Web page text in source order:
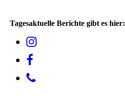
Tagesaktuelle Berichte gibt es hier: